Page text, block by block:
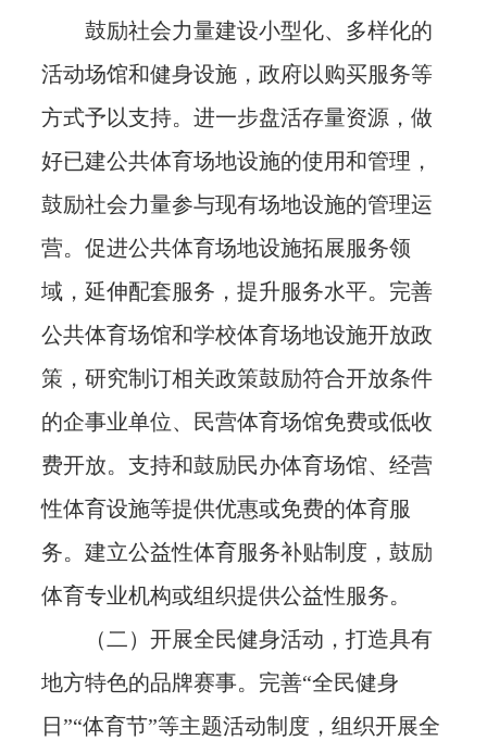
鼓励社会力量建设小型化、多样化的
活动场馆和健身设施，政府以购买服务等
方式予以支持。进一步盘活存量资源，做
好已建公共体育场地设施的使用和管理，
鼓励社会力量参与现有场地设施的管理运
营。促进公共体育场地设施拓展服务领
域，延伸配套服务，提升服务水平。完善
公共体育场馆和学校体育场地设施开放政
策，研究制订相关政策鼓励符合开放条件
的企事业单位、民营体育场馆免费或低收
费开放。支持和鼓励民办体育场馆、经营
性体育设施等提供优惠或免费的体育服
务。建立公益性体育服务补贴制度，鼓励
体育专业机构或组织提供公益性服务。
（二）开展全民健身活动，打造具有
地方特色的品牌赛事。完善“全民健身
日”“体育节”等主题活动制度，组织开展全